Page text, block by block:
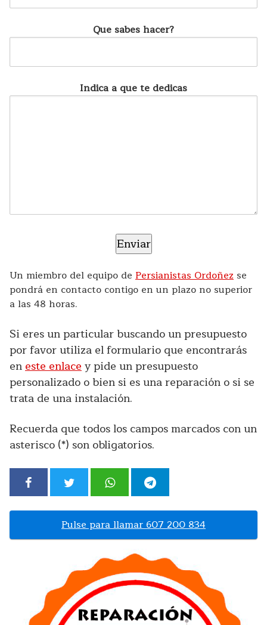
Que sabes hacer?
Indica a que te dedicas
Un miembro del equipo de Persianistas Ordoñez se
pondrá en contacto contigo en un plazo no superior
a las 48 horas.
Si eres un particular buscando un presupuesto
por favor utiliza el formulario que encontrarás
eneste enlacey pide un presupuesto
personalizado o bien si es una reparación o si se
trata de una instalación.
Recuerda que todos los campos marcados con un
asterisco (*) son obligatorios.
Pulse para llamar 607 200 834